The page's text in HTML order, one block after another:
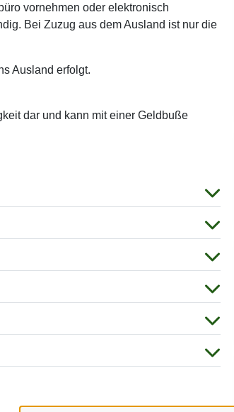
vornehmen oder elektronisch
Bei Zuzug aus dem Ausland ist nur die
Ausland erfolgt.
dar und kann mit einer Geldbuße